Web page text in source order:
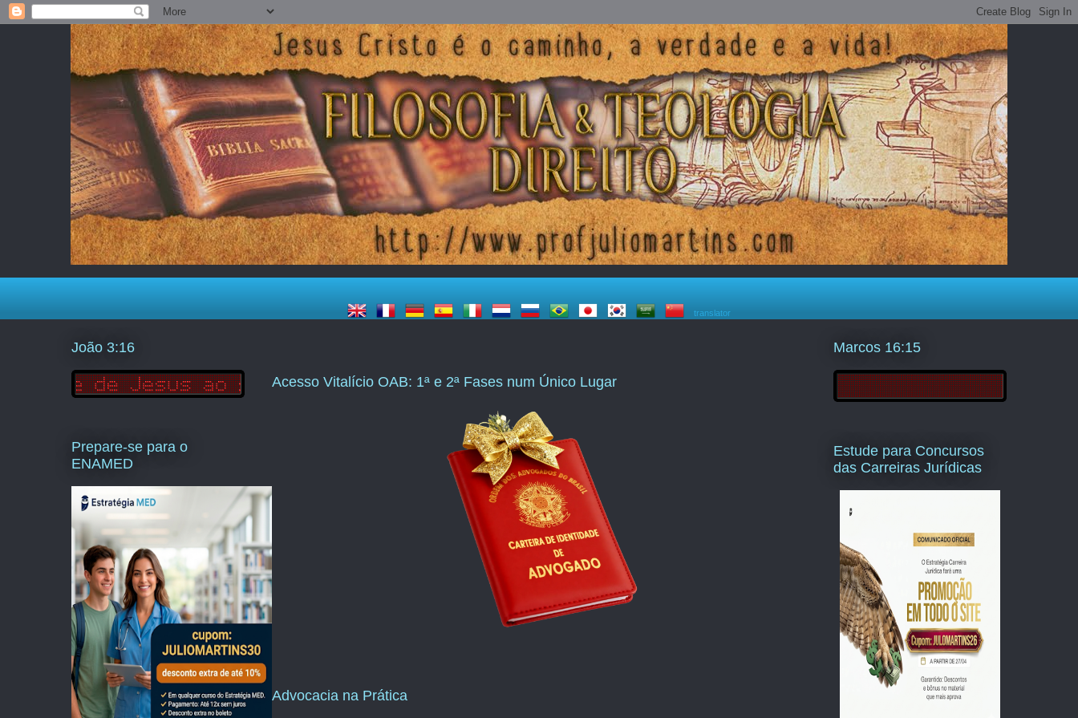
translator
Acesso Vitalício OAB: 1ª e 2ª Fases num Único Lugar
Advocacia na Prática
João 3:16
Prepare-se para o
ENAMED
Marcos 16:15
Estude para Concursos
das Carreiras Jurídicas